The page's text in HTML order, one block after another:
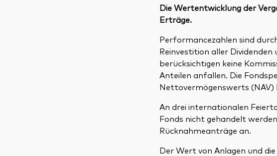
Die Wertentwicklung der
Erträge.
Performancezahlen sind
Reinvestition aller
berücksichtigen keine
Anteilen anfallen. Die
Nettovermögenswerts
An drei internationalen
Fonds nicht gehandelt
Rücknahmeanträge an.
Der Wert von Anlagen und